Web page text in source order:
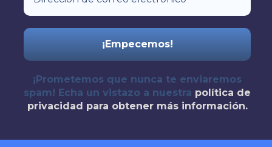
¡Prometemos que nunca te enviaremos
spam! Echa un vistazo a nuestra política de
privacidad para obtener más información.